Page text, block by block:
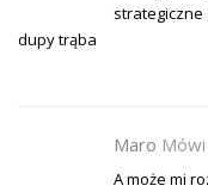
strategiczne
dupy trąba
Maro Mówi
A może mi